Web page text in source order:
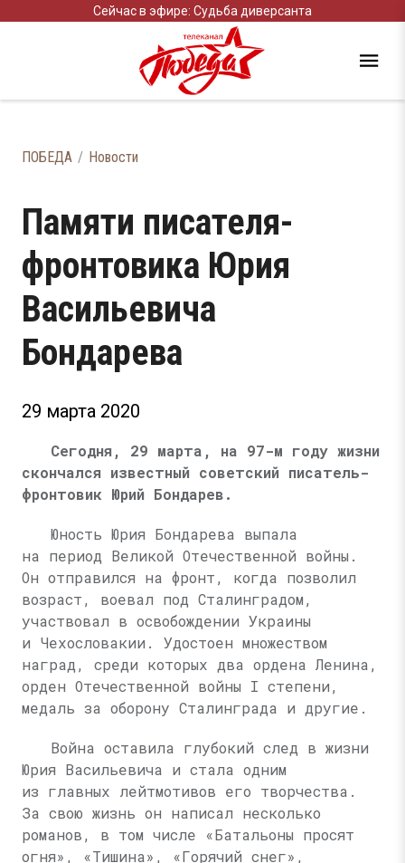
Сейчас в эфире: Судьба диверсанта
ПОБЕДА Новости
Памяти писателя-
фронтовика Юрия
Васильевича
Бондарева
29 марта 2020
Сегодня, 29 марта, на 97-м году жизни
скончался известный советский писатель-
фронтовик Юрий Бондарев.
Юность Юрия Бондарева выпала
на период Великой Отечественной войны.
Он отправился на фронт, когда позволил
возраст, воевал под Сталинградом,
участвовал в освобождении Украины
и Чехословакии. Удостоен множеством
наград, среди которых два ордена Ленина,
орден Отечественной войны I степени,
медаль за оборону Сталинграда и другие.
Война оставила глубокий след в жизни
Юрия Васильевича и стала одним
из главных лейтмотивов его творчества.
За свою жизнь он написал несколько
романов, в том числе «Батальоны просят
огня», «Тишина», «Горячий снег»,